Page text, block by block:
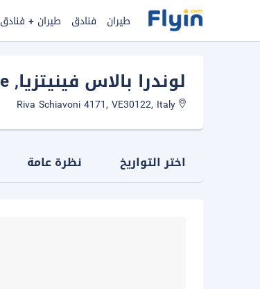
طيران فنادق طيران + فنادق
لوندرا بالاس فينيتزيا, Venice
اختر التواريخ نظرة عامة